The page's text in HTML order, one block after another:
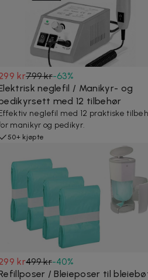
kr799 kr-63%
neglefil / Manikyr- og
med 12 tilbehør
neglefil med 12 praktiske
manikyr og pedikyr.
50+ kjøpte
kr499 kr-40%
/ Bleieposer til